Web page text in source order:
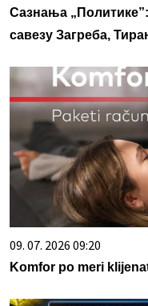
Сазнања
савезу Загреба,
09. 07. 2026 09:20
Komfor po meri